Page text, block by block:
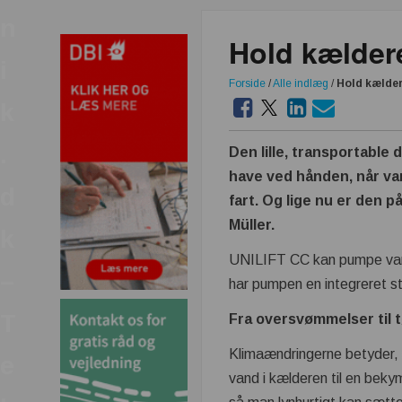
Hold
Forside /Alle indlæg / Hold
Den lille, transportable
have ved hånden, når
fart. Og lige nu er den
Müller.
UNILIFT CC kan pumpe
har pumpen en integreret
Fra oversvømmelser til
Klimaændringerne
vand i kælderen til en